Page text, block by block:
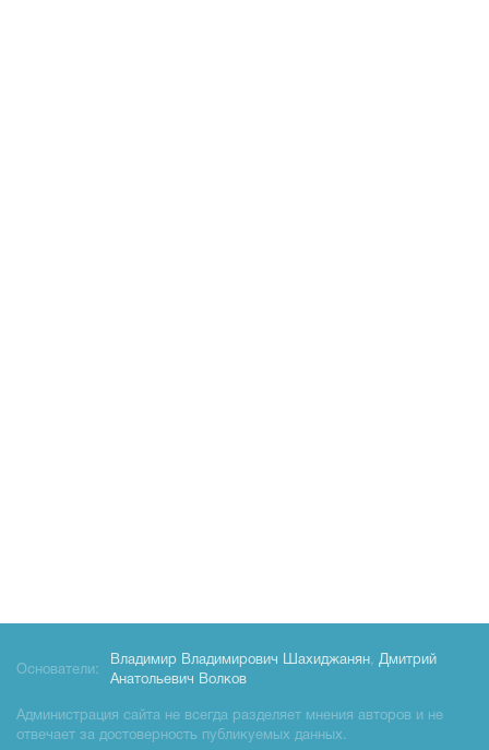
Основатели:
Владимир Владимирович Шахиджанян, Дмитрий
Анатольевич Волков
Администрация сайта не всегда разделяет мнения авторов и не
отвечает за достоверность публикуемых данных.